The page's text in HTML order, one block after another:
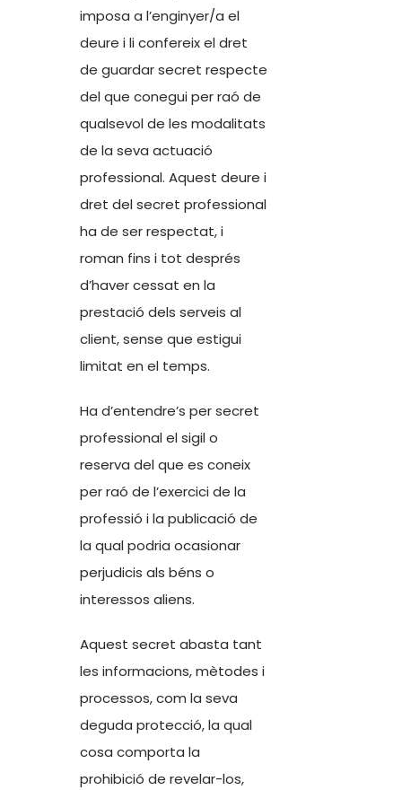
imposa a l’enginyer/a el
deure i li confereix el dret
de guardar secret respecte
del que conegui per raó de
qualsevol de les modalitats
de la seva actuació
professional. Aquest deure i
dret del secret professional
ha de ser respectat, i
roman fins i tot després
d’haver cessat en la
prestació dels serveis al
client, sense que estigui
limitat en el temps.
Ha d’entendre’s per secret
professional el sigil o
reserva del que es coneix
per raó de l’exercici de la
professió i la publicació de
la qual podria ocasionar
perjudicis als béns o
interessos aliens.
Aquest secret abasta tant
les informacions, mètodes i
processos, com la seva
deguda protecció, la qual
cosa comporta la
prohibició de revelar-los,